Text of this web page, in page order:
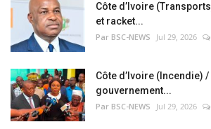
Côte d’Ivoire
et racket...
Par BSC-NEWS Jul 29, 2026
Côte d’Ivoire (Incendie)
gouvernement...
Par BSC-NEWS Jul 29, 2026